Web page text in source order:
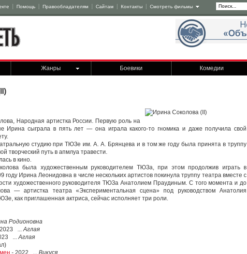
Помощь Правообладателям Сайтам Контакты Смотреть фильмы
Жанры Боевики Комедии
Народная артистка России. Первую роль на
Ирина сыграла в пять лет — она играла какого-то гномика и даже получила свой
студию при ТЮЗе им. А. А. Брянцева и в том же году была принята в труппу
творческий путь в апмлуа травести.
в кино.
была художественным руководителем ТЮЗа, при этом продолжив играть в
году Ирина Леонидовна в числе нескольких артистов покинула труппу театра вместе с
художественного руководителя ТЮЗа Анатолием Праудиным. С того момента и до
— артистка театра «Экспериментальная сцена» под руководством Анатолия
как приглашенная актриса, сейчас исполняет три роли.
Родионовна
...Аглая
...Аглая
- 2022 ... Викуся